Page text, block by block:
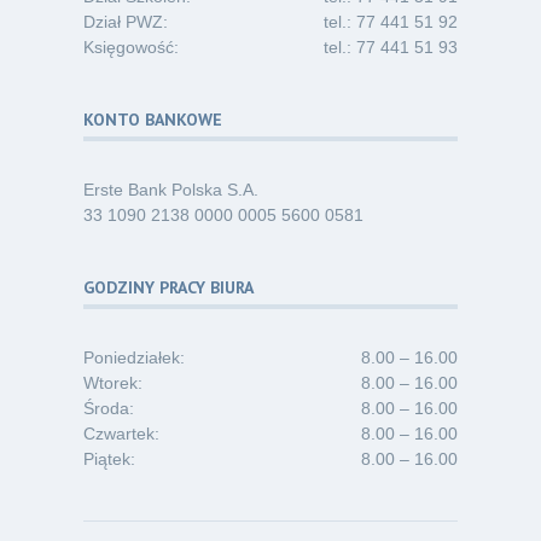
Dział PWZ:
tel.: 77 441 51 92
Księgowość:
tel.: 77 441 51 93
KONTO BANKOWE
Erste Bank Polska S.A.
33 1090 2138 0000 0005 5600 0581
GODZINY PRACY BIURA
Poniedziałek:
8.00 – 16.00
Wtorek:
8.00 – 16.00
Środa:
8.00 – 16.00
Czwartek:
8.00 – 16.00
Piątek:
8.00 – 16.00